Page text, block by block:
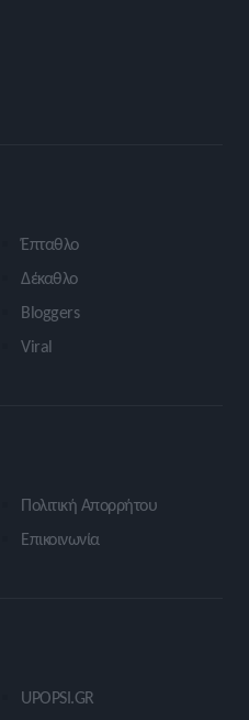
Έπταθλο
Δέκαθλο
Bloggers
Viral
Πολιτική Απορρήτου
Επικοινωνία
UPOPSI.GR